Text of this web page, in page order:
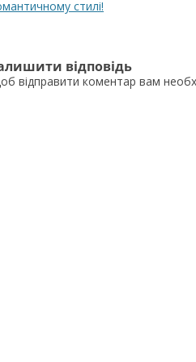
стилі!
відповідь
відправити коментар вам